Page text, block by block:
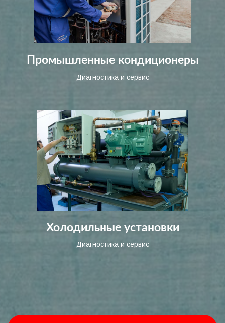
Промышленные кондиционеры
Диагностика и сервис
Холодильные установки
Диагностика и сервис